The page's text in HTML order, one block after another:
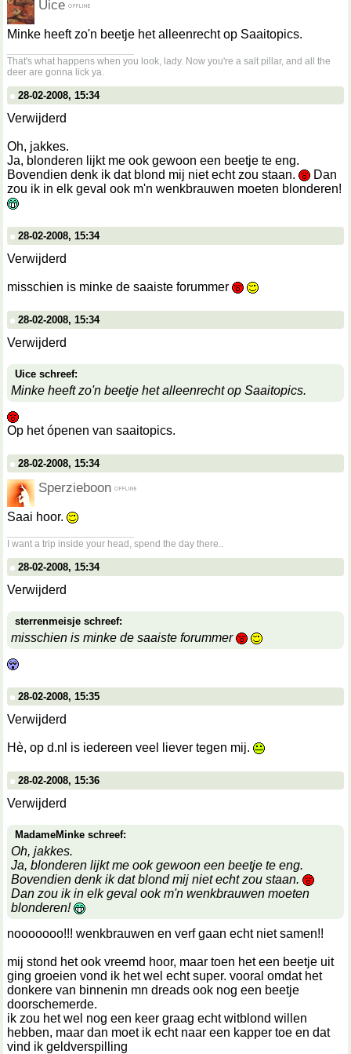
Uice
Minke heeft zo'n beetje het alleenrecht op Saaitopics.
That's what happens when you look, lady. Now you're a salt pillar, and all the
deer are gonna lick ya.
28-02-2008, 15:34
Verwijderd
Oh, jakkes.
Ja, blonderen lijkt me ook gewoon een beetje te eng.
Bovendien denk ik dat blond mij niet echt zou staan.
Dan
zou ik in elk geval ook m'n wenkbrauwen moeten blonderen!
28-02-2008, 15:34
Verwijderd
misschien is minke de saaiste forummer
28-02-2008, 15:34
Verwijderd
Uice schreef:
Minke heeft zo'n beetje het alleenrecht op Saaitopics.
Op het ópenen van saaitopics.
28-02-2008, 15:34
Sperzieboon
Saai hoor.
I want a trip inside your head, spend the day there..
28-02-2008, 15:34
Verwijderd
sterrenmeisje schreef:
misschien is minke de saaiste forummer
28-02-2008, 15:35
Verwijderd
Hè, op d.nl is iedereen veel liever tegen mij.
28-02-2008, 15:36
Verwijderd
MadameMinke schreef:
Oh, jakkes.
Ja, blonderen lijkt me ook gewoon een beetje te eng.
Bovendien denk ik dat blond mij niet echt zou staan.
Dan zou ik in elk geval ook m'n wenkbrauwen moeten
blonderen!
nooooooo!!! wenkbrauwen en verf gaan echt niet samen!!
mij stond het ook vreemd hoor, maar toen het een beetje uit
ging groeien vond ik het wel echt super. vooral omdat het
donkere van binnenin mn dreads ook nog een beetje
doorschemerde.
ik zou het wel nog een keer graag echt witblond willen
hebben, maar dan moet ik echt naar een kapper toe en dat
vind ik geldverspilling